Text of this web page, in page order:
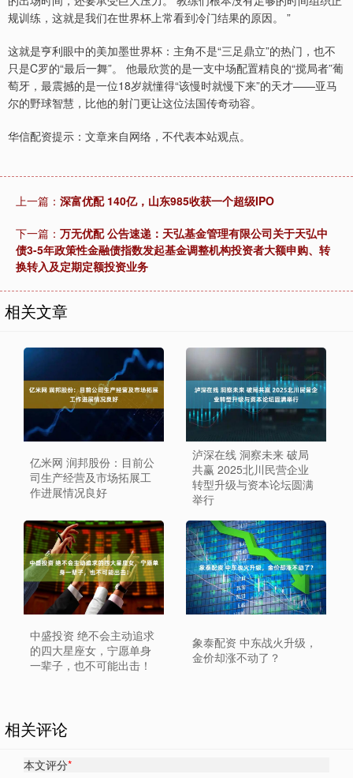
规训练，这就是我们在世界杯上常看到冷门结果的原因。 ”
这就是亨利眼中的美加墨世界杯：主角不是“三足鼎立”的热门，也不
只是C罗的“最后一舞”。 他最欣赏的是一支中场配置精良的“搅局者”葡
萄牙，最震撼的是一位18岁就懂得“该慢时就慢下来”的天才——亚马
尔的野球智慧，比他的射门更让这位法国传奇动容。
华信配资提示：文章来自网络，不代表本站观点。
上一篇： 深富优配 140亿，山东985收获一个超级IPO
下一篇： 万无优配 公告速递：天弘基金管理有限公司关于天弘中
债3-5年政策性金融债指数发起基金调整机构投资者大额申购、转
换转入及定期定额投资业务
相关文章
亿米网 润邦股份：目前公
司生产经营及市场拓展工
作进展情况良好
泸深在线 洞察未来 破局
共赢 2025北川民营企业
转型升级与资本论坛圆满
举行
中盛投资 绝不会主动追求
的四大星座女，宁愿单身
一辈子，也不可能出击！
象泰配资 中东战火升级，
金价却涨不动了？
相关评论
本文评分*